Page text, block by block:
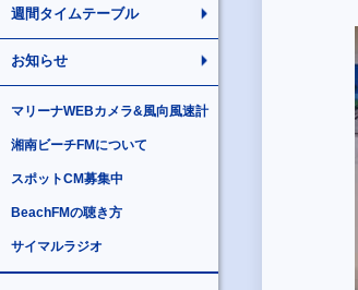
週間タイムテーブル
お知らせ
マリーナWEBカメラ&風向風速計
湘南ビーチFMについて
スポットCM募集中
BeachFMの聴き方
サイマルラジオ